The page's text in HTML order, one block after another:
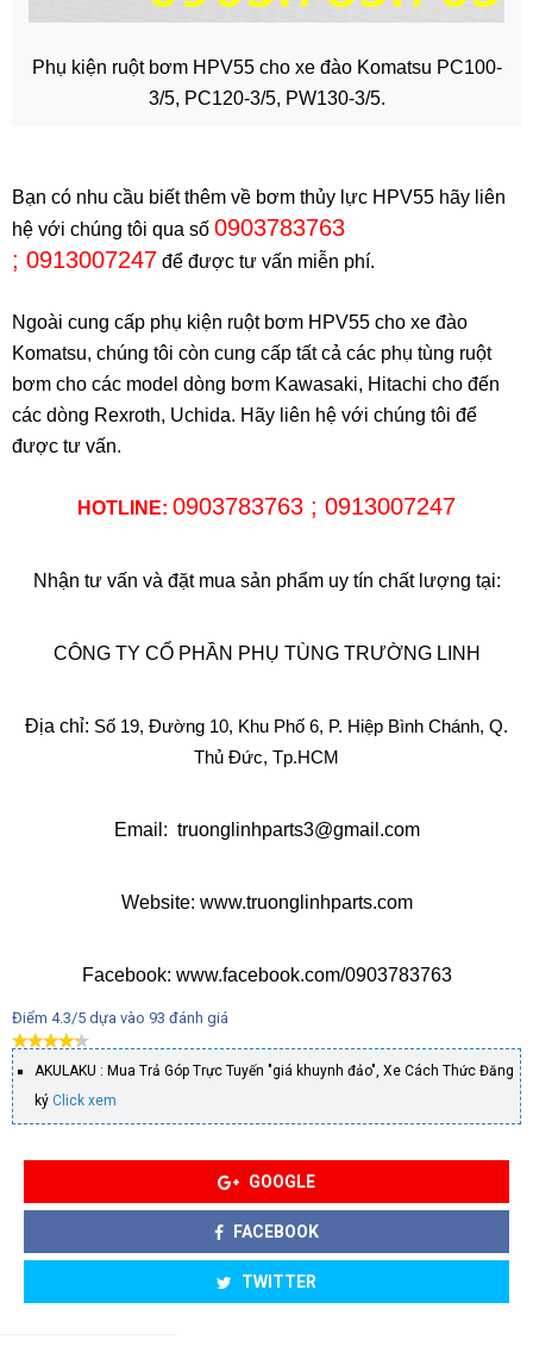
Phụ kiện ruột bơm HPV55 cho xe đào Komatsu PC100-
3/5, PC120-3/5, PW130-3/5.
Bạn có nhu cầu biết thêm về bơm thủy lực HPV55 hãy liên
hệ với chúng tôi qua số 0903783763
; 0913007247 để được tư vấn miễn phí.
Ngoài cung cấp phụ kiện ruột bơm HPV55 cho xe đào
Komatsu, chúng tôi còn cung cấp tất cả các phụ tùng ruột
bơm cho các model dòng bơm Kawasaki, Hitachi cho đến
các dòng Rexroth, Uchida. Hãy liên hệ với chúng tôi để
được tư vấn.
HOTLINE: 0903783763 ; 0913007247
Nhận tư vấn và đặt mua sản phẩm uy tín chất lượng tại:
CÔNG TY CỔ PHẦN PHỤ TÙNG TRƯỜNG LINH
Địa chỉ: Số 19, Đường 10, Khu Phố 6, P. Hiệp Bình Chánh, Q.
Thủ Đức, Tp.HCM
Email: truonglinhparts3@gmail.com
Website: www.truonglinhparts.com
Facebook: www.facebook.com/0903783763
Điểm 4.3/5 dựa vào 93 đánh giá
AKULAKU : Mua Trả Góp Trực Tuyến "giá khuynh đảo", Xe Cách Thức Đăng
ký Click xem
GOOGLE
FACEBOOK
TWITTER